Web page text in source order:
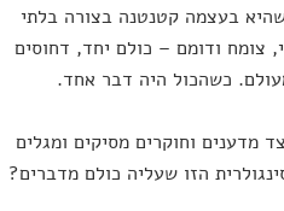
בעצמה קטנטנה בצורה בלתי
צומח ודומם – כולם יחד, דחוסים
כשהכול היה דבר אחד.
מדענים וחוקרים מסיקים ומגלים